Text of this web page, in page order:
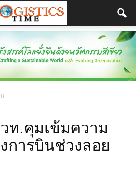
น
ท.คุมเข้มความ
การบินช่วงลอย